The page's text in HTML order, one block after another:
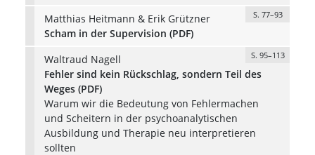
Matthias Heitmann & Erik Grützner
S. 77–93
Scham in der Supervision (PDF)
Waltraud Nagell
S. 95–113
Fehler sind kein Rückschlag, sondern Teil des
Weges (PDF)
Warum wir die Bedeutung von Fehlermachen
und Scheitern in der psychoanalytischen
Ausbildung und Therapie neu interpretieren
sollten